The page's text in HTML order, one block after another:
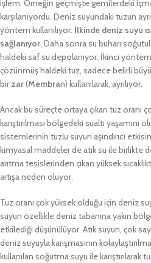
işlem. Örneğin geçmişte gemilerdeki
karşılanıyordu. Deniz suyundaki tuzun
yöntem kullanılıyor. İlkinde deniz suyu
sağlanıyor.Daha sonra su buharı
haldeki saf su depolanıyor. İkinci
çözünmüş haldeki tuz, sadece belirli
birzar(Membran) kullanılarak, ayrılıyor.
Ancak bu süreçte ortaya çıkan tuz oranı
karıştırılması bölgedeki sualtı
sistemlerinin tuzlu suyun aşındırıcı
kimyasal maddeler de atık su ile birlikte
arıtma tesislerinden çıkan yüksek
artışa neden oluyor.
Tuz oranı çok yüksek olduğu için deniz
suyun özellikle deniz tabanına yakın
etkilediği düşünülüyor. Atık suyun, çok
deniz suyuyla karışmasının
kullanılan soğutma suyu ile karıştırılarak